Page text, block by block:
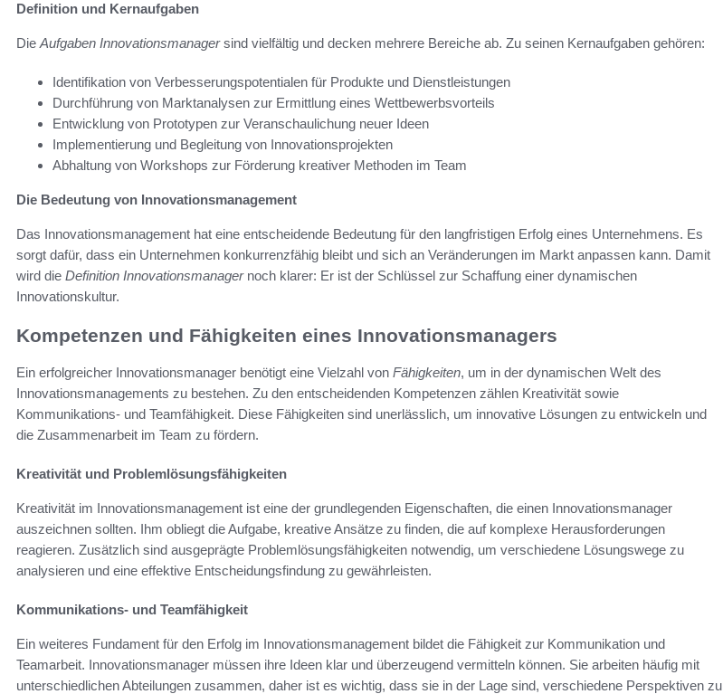
Definition und Kernaufgaben
Die Aufgaben Innovationsmanagersind vielfältig und decken mehrere Bereiche ab. Zu seinen Kernaufgaben gehören:
Identifikation von Verbesserungspotentialen für Produkte und Dienstleistungen
Durchführung von Marktanalysen zur Ermittlung eines Wettbewerbsvorteils
Entwicklung von Prototypen zur Veranschaulichung neuer Ideen
Implementierung und Begleitung von Innovationsprojekten
Abhaltung von Workshops zur Förderung kreativer Methoden im Team
Die Bedeutung von Innovationsmanagement
Das Innovationsmanagement hat eine entscheidende Bedeutung für den langfristigen Erfolg eines Unternehmens. Es
sorgt dafür, dass ein Unternehmen konkurrenzfähig bleibt und sich an Veränderungen im Markt anpassen kann. Damit
wird die Definition Innovationsmanagernoch klarer: Er ist der Schlüssel zur Schaffung einer dynamischen
Innovationskultur.
Kompetenzen und Fähigkeiten eines Innovationsmanagers
Ein erfolgreicher Innovationsmanager benötigt eine Vielzahl von Fähigkeiten, um in der dynamischen Welt des
Innovationsmanagements zu bestehen. Zu den entscheidenden Kompetenzen zählen Kreativität sowie
Kommunikations- und Teamfähigkeit. Diese Fähigkeiten sind unerlässlich, um innovative Lösungen zu entwickeln und
die Zusammenarbeit im Team zu fördern.
Kreativität und Problemlösungsfähigkeiten
Kreativität im Innovationsmanagement ist eine der grundlegenden Eigenschaften, die einen Innovationsmanager
auszeichnen sollten. Ihm obliegt die Aufgabe, kreative Ansätze zu finden, die auf komplexe Herausforderungen
reagieren. Zusätzlich sind ausgeprägte Problemlösungsfähigkeiten notwendig, um verschiedene Lösungswege zu
analysieren und eine effektive Entscheidungsfindung zu gewährleisten.
Kommunikations- und Teamfähigkeit
Ein weiteres Fundament für den Erfolg im Innovationsmanagement bildet die Fähigkeit zur Kommunikation und
Teamarbeit. Innovationsmanager müssen ihre Ideen klar und überzeugend vermitteln können. Sie arbeiten häufig mit
unterschiedlichen Abteilungen zusammen, daher ist es wichtig, dass sie in der Lage sind, verschiedene Perspektiven zu